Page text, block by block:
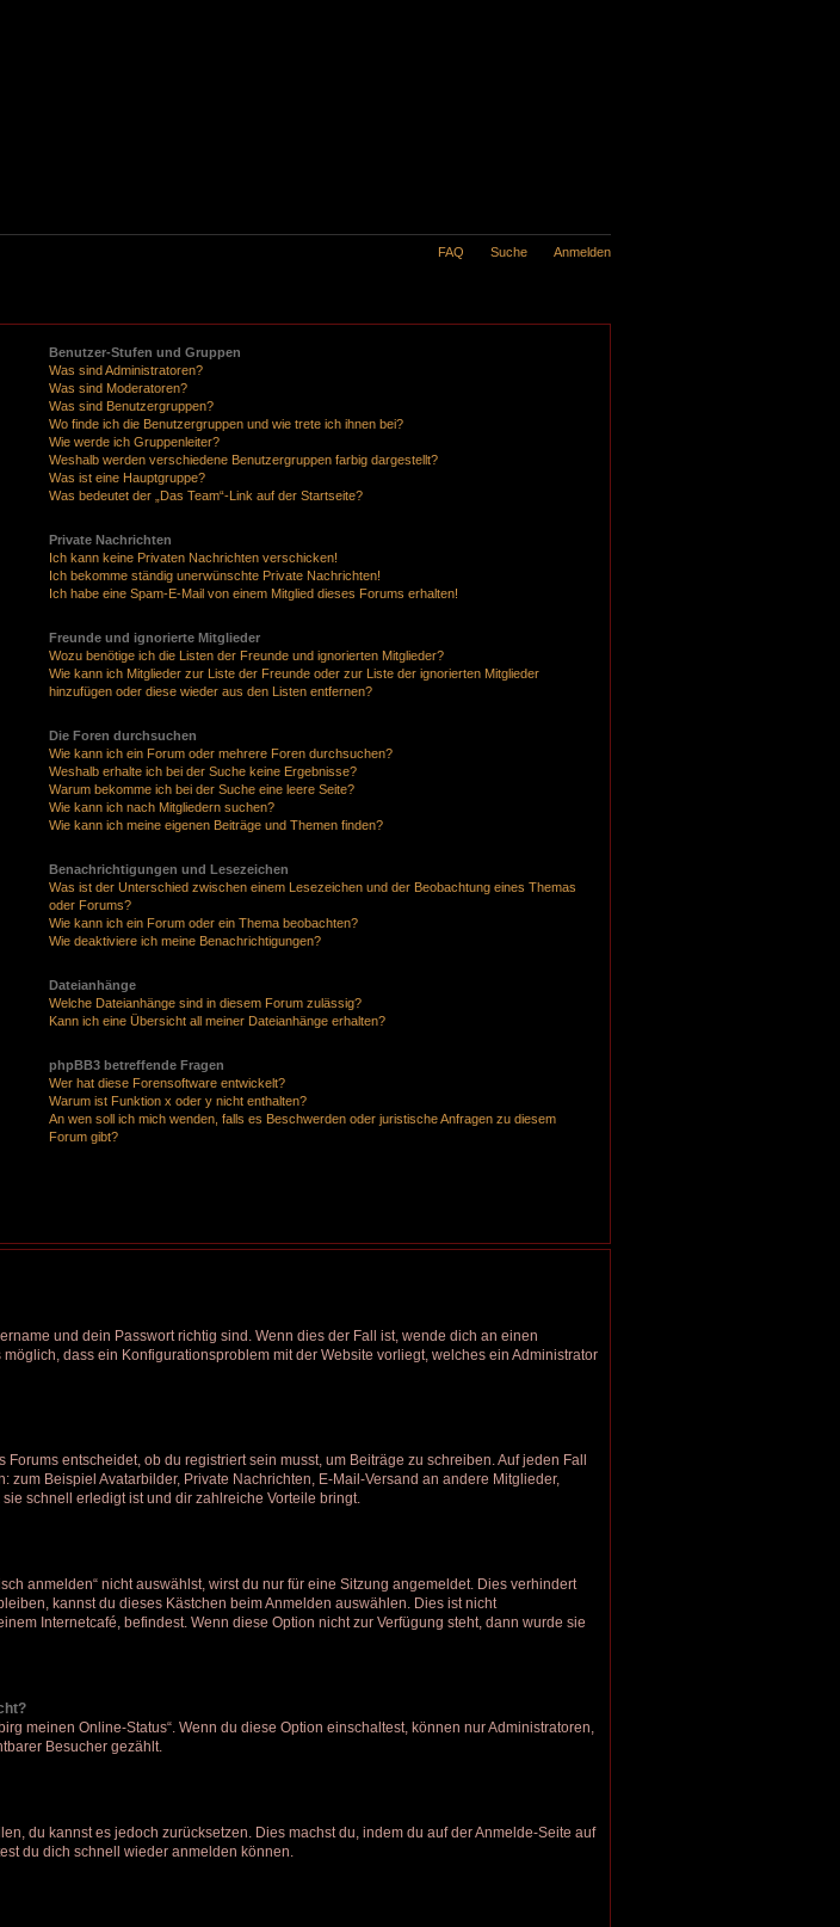
FAQ Suche Anmelden
Benutzer-Stufen und Gruppen
Was sind Administratoren?
Was sind Moderatoren?
Was sind Benutzergruppen?
Wo finde ich die Benutzergruppen und wie trete ich ihnen bei?
Wie werde ich Gruppenleiter?
Weshalb werden verschiedene Benutzergruppen farbig dargestellt?
Was ist eine Hauptgruppe?
Was bedeutet der „Das Team“-Link auf der Startseite?
Private Nachrichten
Ich kann keine Privaten Nachrichten verschicken!
Ich bekomme ständig unerwünschte Private Nachrichten!
Ich habe eine Spam-E-Mail von einem Mitglied dieses Forums erhalten!
Freunde und ignorierte Mitglieder
Wozu benötige ich die Listen der Freunde und ignorierten Mitglieder?
Wie kann ich Mitglieder zur Liste der Freunde oder zur Liste der ignorierten Mitglieder
hinzufügen oder diese wieder aus den Listen entfernen?
Die Foren durchsuchen
Wie kann ich ein Forum oder mehrere Foren durchsuchen?
Weshalb erhalte ich bei der Suche keine Ergebnisse?
Warum bekomme ich bei der Suche eine leere Seite?
Wie kann ich nach Mitgliedern suchen?
Wie kann ich meine eigenen Beiträge und Themen finden?
Benachrichtigungen und Lesezeichen
Was ist der Unterschied zwischen einem Lesezeichen und der Beobachtung eines Themas
oder Forums?
Wie kann ich ein Forum oder ein Thema beobachten?
Wie deaktiviere ich meine Benachrichtigungen?
Dateianhänge
Welche Dateianhänge sind in diesem Forum zulässig?
Kann ich eine Übersicht all meiner Dateianhänge erhalten?
phpBB3 betreffende Fragen
Wer hat diese Forensoftware entwickelt?
Warum ist Funktion x oder y nicht enthalten?
An wen soll ich mich wenden, falls es Beschwerden oder juristische Anfragen zu diesem
Forum gibt?
und dein Passwort richtig sind. Wenn dies der Fall ist, wende dich an einen
dass ein Konfigurationsproblem mit der Website vorliegt, welches ein Administrator
entscheidet, ob du registriert sein musst, um Beiträge zu schreiben. Auf jeden Fall
Beispiel Avatarbilder, Private Nachrichten, E-Mail-Versand an andere Mitglieder,
schnell erledigt ist und dir zahlreiche Vorteile bringt.
anmelden“ nicht auswählst, wirst du nur für eine Sitzung angemeldet. Dies verhindert
kannst du dieses Kästchen beim Anmelden auswählen. Dies ist nicht
Internetcafé, befindest. Wenn diese Option nicht zur Verfügung steht, dann wurde sie
meinen Online-Status“. Wenn du diese Option einschaltest, können nur Administratoren,
Besucher gezählt.
du kannst es jedoch zurücksetzen. Dies machst du, indem du auf der Anmelde-Seite auf
du dich schnell wieder anmelden können.